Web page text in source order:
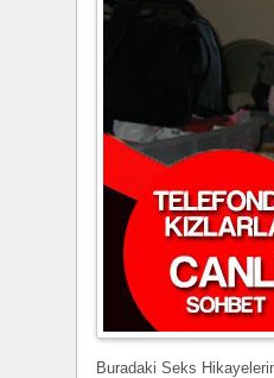
Buradaki Seks